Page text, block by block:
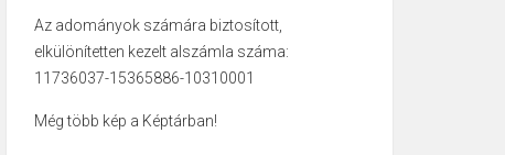
Az adományok számára biztosított,
elkülönítetten kezelt alszámla száma:
11736037-15365886-10310001
Még több kép a Képtárban!